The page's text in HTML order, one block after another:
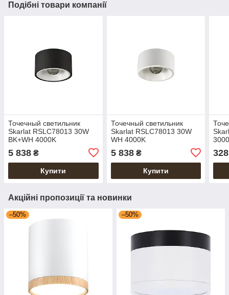
Подібні товари компанії
Точечный светильник
Skarlat RSLC78013 30W
BK+WH 4000K
5 838 ₴
Купити
Точечный светильник
Skarlat RSLC78013 30W
WH 4000K
5 838₴
Купити
328
Акційні пропозиції та новинки
–50% –50%